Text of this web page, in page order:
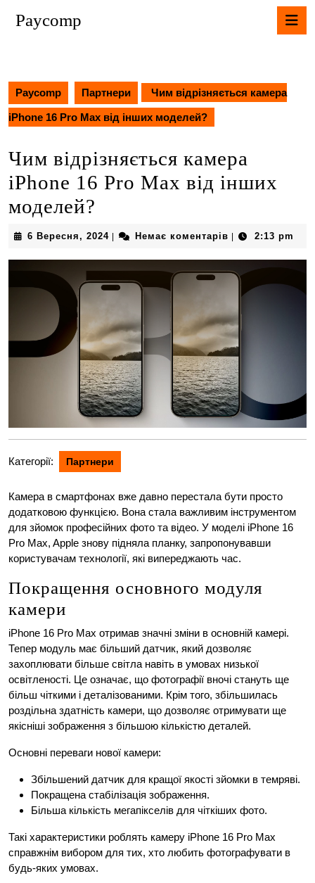
Paycomp
Paycomp Партнери Чим відрізняється камера
iPhone 16 Pro Max від інших моделей?
Чим відрізняється камера
iPhone 16 Pro Max від інших
моделей?
6 Вересня, 20246
2024
Немає коментарів 2:13 pm
Категорії: Партнери
Камера в смартфонах вже давно перестала бути просто
додатковою функцією. Вона стала важливим інструментом
для зйомок професійних фото та відео. У моделі iPhone 16
Pro Max, Apple знову підняла планку, запропонувавши
користувачам технології, які випереджають час.
Покращення основного модуля
камери
iPhone 16 Pro Max отримав значні зміни в основній камері.
Тепер модуль має більший датчик, який дозволяє
захоплювати більше світла навіть в умовах низької
освітленості. Це означає, що фотографії вночі стануть ще
більш чіткими і деталізованими. Крім того, збільшилась
роздільна здатність камери, що дозволяє отримувати ще
якісніші зображення з більшою кількістю деталей.
Основні переваги нової камери:
Збільшений датчик для кращої якості зйомки в темряві.
Покращена стабілізація зображення.
Більша кількість мегапікселів для чіткіших фото.
Такі характеристики роблять камеру iPhone 16 Pro Max
справжнім вибором для тих, хто любить фотографувати в
будь-яких умовах.